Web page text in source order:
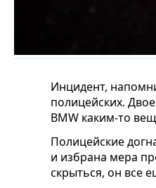
Инцидент,
полицейских.
BMW каким-то
Полицейские
и избрана мера
скрыться, он все